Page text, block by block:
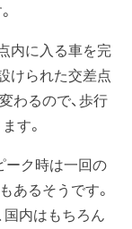
内に入る車を完
けられた交差点
わるので、歩行
す。
ーク時は一回の
あるそうです。
国内はもちろん